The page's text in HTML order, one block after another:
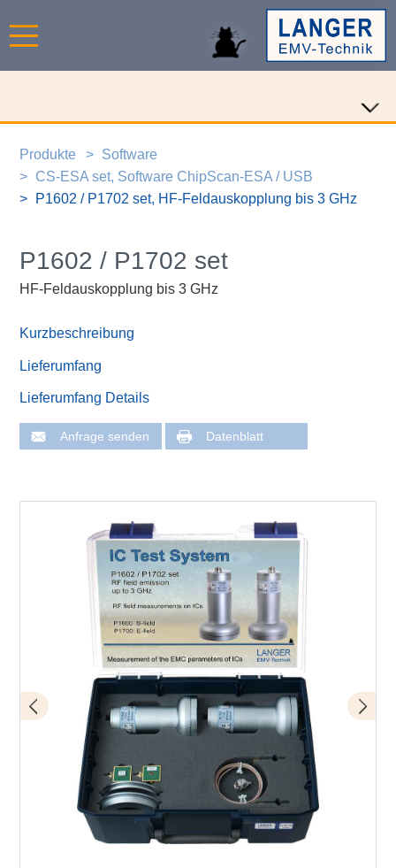
Produkte
Software
CS-ESA set, Software ChipScan-ESA / USB
P1602 / P1702 set, HF-Feldauskopplung bis 3 GHz
P1602 / P1702 set
HF-Feldauskopplung bis 3 GHz
Kurzbeschreibung
Lieferumfang
Lieferumfang Details
Anfrage senden Datenblatt
Anwendung mit P1602
Lieferumfang Set P1602 / P1702